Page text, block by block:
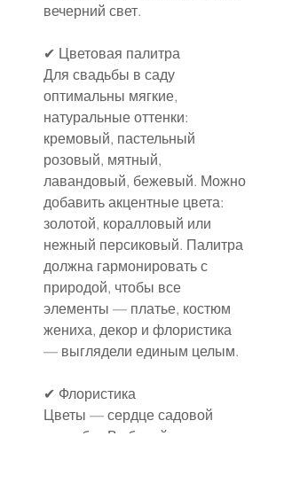
вечерний свет.
✔ Цветовая палитра
Для свадьбы в саду
оптимальны мягкие,
натуральные оттенки:
кремовый, пастельный
розовый, мятный,
лавандовый, бежевый. Можно
добавить акцентные цвета:
золотой, коралловый или
нежный персиковый. Палитра
должна гармонировать с
природой, чтобы все
элементы — платье, костюм
жениха, декор и флористика
— выглядели единым целым.
✔ Флористика
Цветы — сердце садовой
свадьбы. Выбирайте